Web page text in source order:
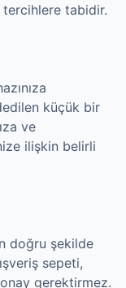
tercihlere tabidir.
küçük bir
ve
ilişkin belirli
doğru şekilde
sepeti,
gerektirmez.